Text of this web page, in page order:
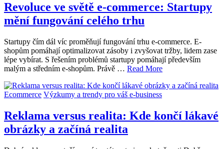
Revoluce ve světě e-commerce: Startupy
mění fungování celého trhu
Startupy čím dál víc proměňují fungování trhu e-commerce. E-
shopům pomáhají optimalizovat zásoby i zvyšovat tržby, lidem zase
lépe vybírat. S řešením problémů startupy pomáhají především
malým a středním e-shopům. Právě … Read More
Ecommerce Výzkumy a trendy pro váš e-business
Reklama versus realita: Kde končí lákavé
obrázky a začíná realita